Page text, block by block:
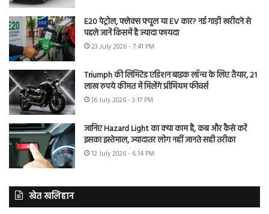
E20 पेट्रोल, फ्लेक्स फ्यूल या EV कार? नई गाड़ी खरीदने से
पहले जानें किसमें है ज्यादा फायदा
23 July 2026 - 7:41 PM
Triumph की लिमिटेड एडिशन बाइक लॉन्च के लिए तैयार, 21
लाख रुपये कीमत में मिलेंगे प्रीमियम फीचर्स
16 July 2026 - 3:17 PM
जानिए Hazard Light का क्या काम है, कब और कैसे करें
इसका इस्तेमाल, ज्यादातर लोग नहीं जानते सही तरीका
12 July 2026 - 6:14 PM
खेत खलिहान